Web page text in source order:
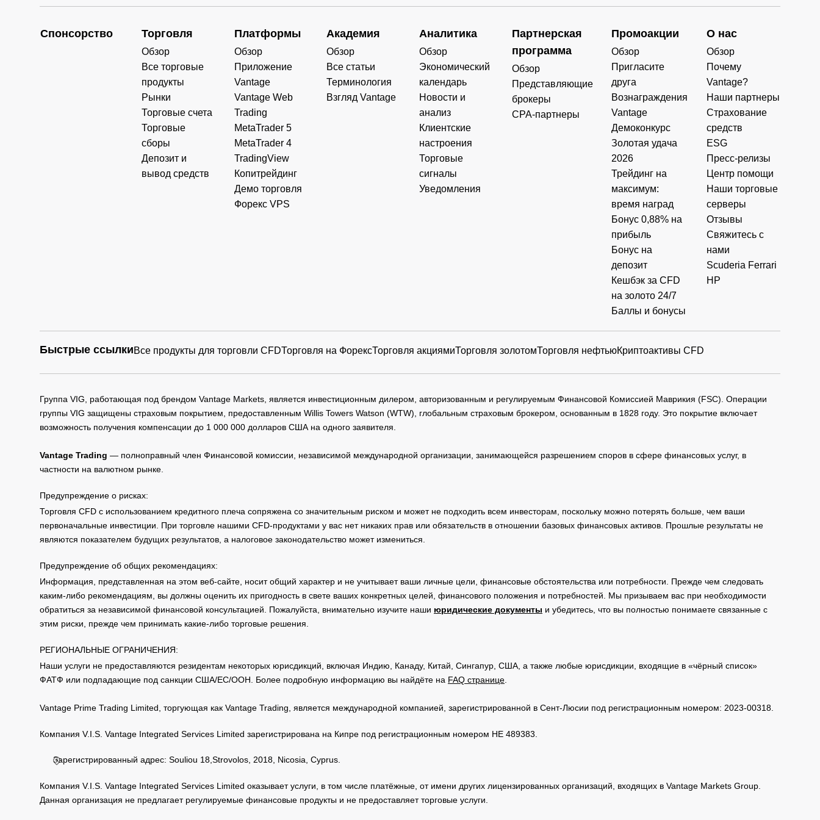
Спонсорство Торговля
Обзор
Все торговые
продукты
Рынки
Торговые счета
Торговые
сборы
Депозит и
вывод средств
Платформы
Обзор
Приложение
Vantage
Vantage Web
Trading
MetaTrader 5
MetaTrader 4
TradingView
Копитрейдинг
Демо торговля
Форекс VPS
Академия
Обзор
Все статьи
Терминология
Взгляд Vantage
Аналитика
Обзор
Экономический
календарь
Новости и
анализ
Клиентские
настроения
Торговые
сигналы
Уведомления
Партнерская
программа
Обзор
Представляющие
брокеры
CPA-партнеры
Промоакции
Обзор
Пригласите
друга
Вознаграждения
Vantage
Демоконкурс
Золотая удача
2026
Трейдинг на
максимум:
время наград
Бонус 0,88% на
прибыль
Бонус на
депозит
Кешбэк за CFD
на золото 24/7
Баллы и бонусы
О нас
Обзор
Почему
Vantage?
Наши партнеры
Страхование
средств
ESG
Пресс-релизы
Центр помощи
Наши торговые
серверы
Отзывы
Свяжитесь с
нами
Scuderia Ferrari
HP
Быстрые ссылкиВсе продукты для торговли CFDТорговля на ФорексТорговля акциямиТорговля золотомТорговля нефтьюКриптоактивы CFD
Группа VIG, работающая под брендом Vantage Markets, является инвестиционным дилером, авторизованным и регулируемым Финансовой Комиссией Маврикия (FSC). Операции
группы VIG защищены страховым покрытием, предоставленным Willis Towers Watson (WTW), глобальным страховым брокером, основанным в 1828 году. Это покрытие включает
возможность получения компенсации до 1 000 000 долларов США на одного заявителя.
Vantage Trading — полноправный член Финансовой комиссии, независимой международной организации, занимающейся разрешением споров в сфере финансовых услуг, в
частности на валютном рынке.
Предупреждение о рисках:
Торговля CFD с использованием кредитного плеча сопряжена со значительным риском и может не подходить всем инвесторам, поскольку можно потерять больше, чем ваши
первоначальные инвестиции. При торговле нашими CFD-продуктами у вас нет никаких прав или обязательств в отношении базовых финансовых активов. Прошлые результаты не
являются показателем будущих результатов, а налоговое законодательство может измениться.
Предупреждение об общих рекомендациях:
Информация, представленная на этом веб-сайте, носит общий характер и не учитывает ваши личные цели, финансовые обстоятельства или потребности. Прежде чем следовать
каким-либо рекомендациям, вы должны оценить их пригодность в свете ваших конкретных целей, финансового положения и потребностей. Мы призываем вас при необходимости
обратиться за независимой финансовой консультацией. Пожалуйста, внимательно изучите наши юридические документы и убедитесь, что вы полностью понимаете связанные с
этим риски, прежде чем принимать какие-либо торговые решения.
РЕГИОНАЛЬНЫЕ ОГРАНИЧЕНИЯ:
Наши услуги не предоставляются резидентам некоторых юрисдикций, включая Индию, Канаду, Китай, Сингапур, США, а также любые юрисдикции, входящие в «чёрный список»
ФАТФ или подпадающие под санкции США/ЕС/ООН. Более подробную информацию вы найдёте на FAQ странице
Vantage Prime Trading Limited, торгующая как Vantage Trading, является международной компанией, зарегистрированной в Сент-Люсии под регистрационным номером: 2023-00318.
Компания V.I.S. Vantage Integrated Services Limited зарегистрирована на Кипре под регистрационным номером HE 489383.
Зарегистрированный адрес: Souliou 18,Strovolos, 2018, Nicosia, Cyprus.
Компания V.I.S. Vantage Integrated Services Limited оказывает услуги, в том числе платёжные, от имени других лицензированных организаций, входящих в Vantage Markets Group.
Данная организация не предлагает регулируемые финансовые продукты и не предоставляет торговые услуги.